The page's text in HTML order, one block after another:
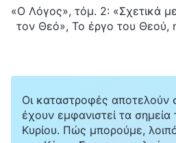
«Ο Λόγος», τόμ. 2: «Σχετικά
τον Θεό», Το έργο του Θεού,
Οι καταστροφές αποτελούν
έχουν εμφανιστεί τα
Κυρίου. Πώς μπορούμε,